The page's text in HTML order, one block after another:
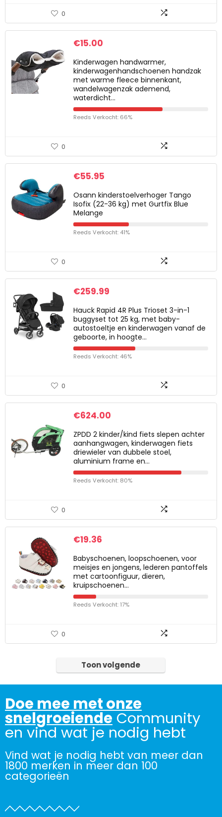
0
€15.00
Kinderwagen handwarmer,
kinderwagenhandschoenen handzak
met warme fleece binnenkant,
wandelwagenzak ademend,
waterdicht…
Reeds Verkocht: 66%
0
€55.95
Osann kinderstoelverhoger Tango
Isofix (22-36 kg) met Gurtfix Blue
Melange
Reeds Verkocht: 41%
0
€259.99
Hauck Rapid 4R Plus Trioset 3-in-1
buggyset tot 25 kg, met baby-
autostoeltje en kinderwagen vanaf de
geboorte, in hoogte…
Reeds Verkocht: 46%
0
€624.00
ZPDD 2 kinder/kind fiets slepen achter
aanhangwagen, kinderwagen fiets
driewieler van dubbele stoel,
aluminium frame en…
Reeds Verkocht: 80%
0
€19.36
Babyschoenen, loopschoenen, voor
meisjes en jongens, lederen pantoffels
met cartoonfiguur, dieren,
kruipschoenen…
Reeds Verkocht: 17%
0
Toon volgende
Doe mee met onze
snelgroeiende Community
en vind wat je nodig hebt
Vind wat je nodig hebt van meer dan
1800 merken in meer dan 100
categorieën